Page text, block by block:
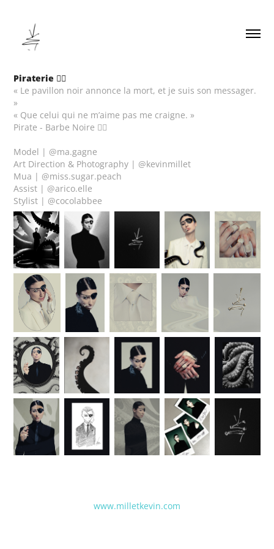
Piraterie 🏴‍☠️
« Le pavillon noir annonce la mort, et je suis son messager.
»
« Que celui qui ne m’aime pas me craigne. »
Pirate - Barbe Noire 🏴‍☠️
Model | @ma.gagne
Art Direction & Photography | @kevinmillet
Mua | @miss.sugar.peach
Assist | @arico.elle
Stylist | @cocolabbee
www.milletkevin.com